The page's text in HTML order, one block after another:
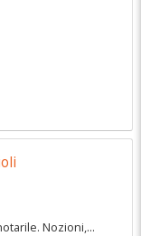
Nozioni,...